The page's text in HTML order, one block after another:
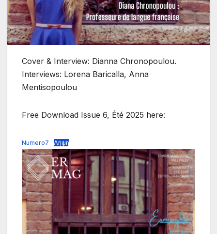
Cover & Interview: Dianna Chronopoulou.
Interviews: Lorena Baricalla, Anna
Mentisopoulou
Free Download Issue 6, Été 2025 here:
Numero7 Λήψη